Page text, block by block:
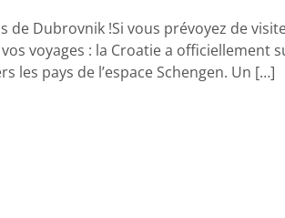
de Dubrovnik !Si vous prévoyez de
voyages : la Croatie a officiellement
les pays de l’espace Schengen. Un […]